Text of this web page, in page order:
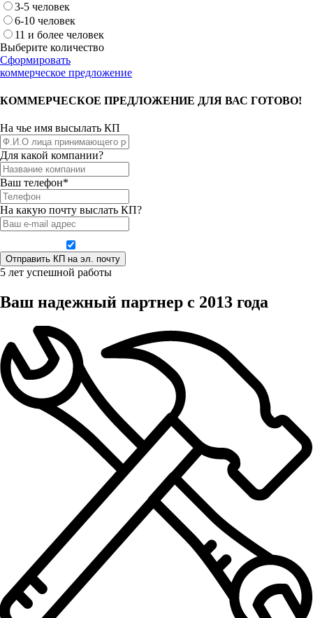
3-5 человек
6-10 человек
11 и более человек
Выберите количество
Сформировать
коммерческое предложение
КОММЕРЧЕСКОЕ ПРЕДЛОЖЕНИЕ ДЛЯ ВАС ГОТОВО!
На чье имя высылать КП
Для какой компании?
Ваш телефон*
На какую почту выслать КП?
5 лет успешной работы
Ваш надежный партнер с 2013 года